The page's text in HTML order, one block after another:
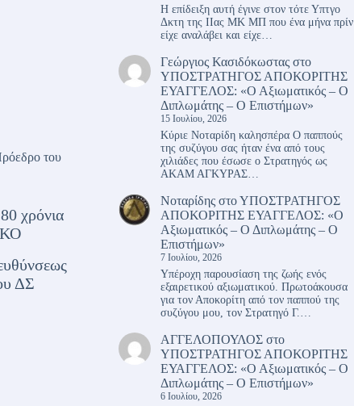
του
χρόνια
ΔΣ
Η επίδειξη αυτή έγινε στον τότε Υπτγο
Δκτη της ΙΙας ΜΚ ΜΠ που ένα μήνα πρίν
είχε αναλάβει και είχε…
Γεώργιος Κασιδόκωστας στο
ΥΠΟΣΤΡΑΤΗΓΟΣ ΑΠΟΚΟΡΙΤΗΣ
ΕΥΑΓΓΕΛΟΣ: «Ο Αξιωματικός – Ο
Διπλωμάτης – Ο Επιστήμων»
15 Ιουλίου, 2026
Κύριε Νοταρίδη καλησπέρα Ο παππούς
της συζύγου σας ήταν ένα από τους
χιλιάδες που έσωσε ο Στρατηγός ως
ΑΚΑΜ ΑΓΚΥΡΑΣ…
Νοταρίδης στοΥΠΟΣΤΡΑΤΗΓΟΣ
ΑΠΟΚΟΡΙΤΗΣ ΕΥΑΓΓΕΛΟΣ: «Ο
Αξιωματικός – Ο Διπλωμάτης – Ο
Επιστήμων»
7 Ιουλίου, 2026
Υπέροχη παρουσίαση της ζωής ενός
εξαιρετικού αξιωματικού. Πρωτοάκουσα
για τον Αποκορίτη από τον παππού της
συζύγου μου, τον Στρατηγό Γ.…
ΑΓΓΕΛΟΠΟΥΛΟΣ στο
ΥΠΟΣΤΡΑΤΗΓΟΣ ΑΠΟΚΟΡΙΤΗΣ
ΕΥΑΓΓΕΛΟΣ: «Ο Αξιωματικός – Ο
Διπλωμάτης – Ο Επιστήμων»
6 Ιουλίου, 2026